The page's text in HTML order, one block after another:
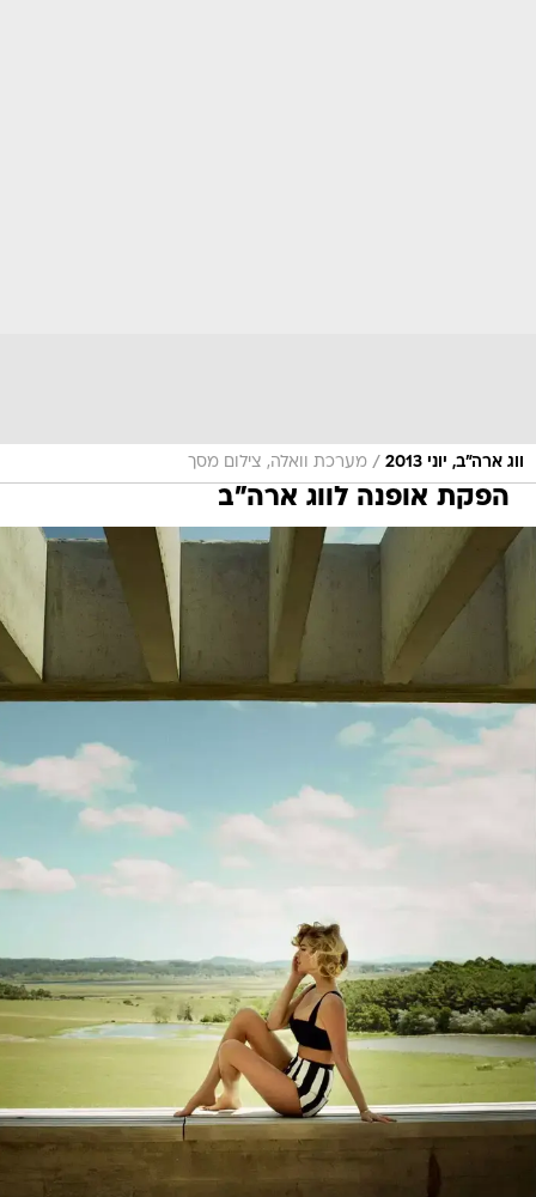
ווג ארה"ב, יוני 2013 / מערכת וואלה, צילום מסך
הפקת אופנה לווג ארה"ב